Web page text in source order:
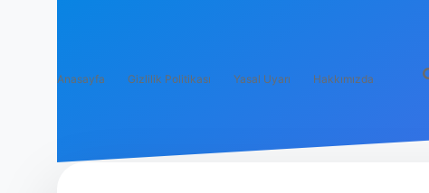
Anasayfa Gizlilik Politikası Yasal Uyarı Hakkımızda